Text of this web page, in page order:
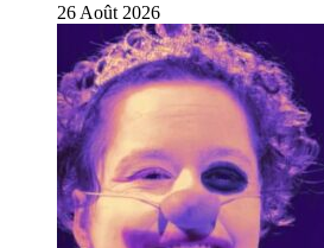
26 Août 2026